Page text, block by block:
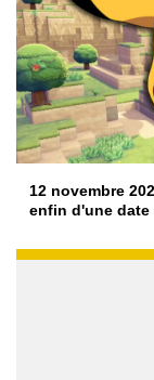
12 novembre
enfin d'une date